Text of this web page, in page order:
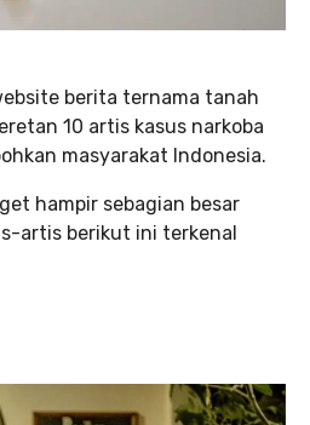
berita ternama tanah
10 artis kasus narkoba
masyarakat Indonesia.
hampir sebagian besar
artis berikut ini terkenal